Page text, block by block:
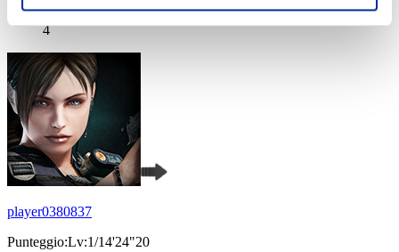
Posizione
4
player0380837
Punteggio:Lv:1/14'24"20